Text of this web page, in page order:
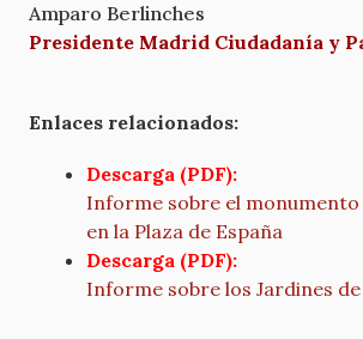
Amparo Berlinches
Presidente Madrid Ciudadanía y
Enlaces relacionados:
Descarga (PDF):
Informe sobre el monumento
en la Plaza de España
Descarga (PDF):
Informe sobre los Jardines